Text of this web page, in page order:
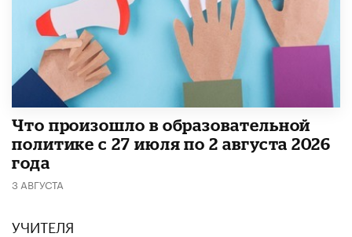
​Что произошло в образовательной
политике с 27 июля по 2 августа 2026
года
3 АВГУСТА
УЧИТЕЛЯ